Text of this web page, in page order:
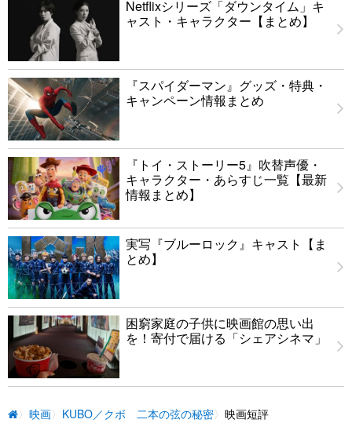
Netflixシリーズ「ダウンタイム」キ
ャスト・キャラクター【まとめ】
『スパイダーマン』グッズ・特典・
キャンペーン情報まとめ
『トイ・ストーリー5』吹替声優・
キャラクター・あらすじ一覧【最新
情報まとめ】
実写『ブルーロック』キャスト【ま
とめ】
困窮家庭の子供に映画館の思い出
を！寄付で届ける「シェアシネマ」
映画 KUBO／クボ 二本の弦の秘密 映画短評